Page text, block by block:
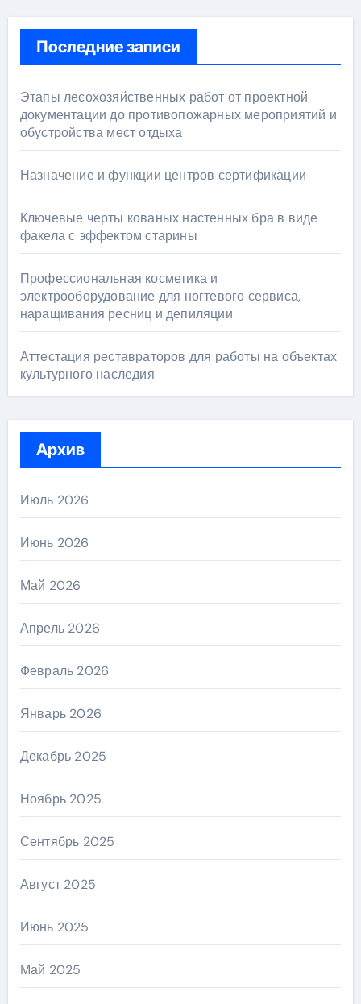
Последние записи
Этапы лесохозяйственных работ от проектной
документации до противопожарных мероприятий и
обустройства мест отдыха
Назначение и функции центров сертификации
Ключевые черты кованых настенных бра в виде
факела с эффектом старины
Профессиональная косметика и
электрооборудование для ногтевого сервиса,
наращивания ресниц и депиляции
Аттестация реставраторов для работы на объектах
культурного наследия
Архив
Июль 2026
Июнь 2026
Май 2026
Апрель 2026
Февраль 2026
Январь 2026
Декабрь 2025
Ноябрь 2025
Сентябрь 2025
Август 2025
Июнь 2025
Май 2025